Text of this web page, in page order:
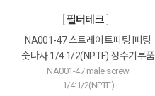
필터테크
NA001-47 스트레이트피팅 I피팅
숫나사 1/4:1/2(NPTF) 정수기부품
NA001-47 male screw
1/4:1/2(NPTF)